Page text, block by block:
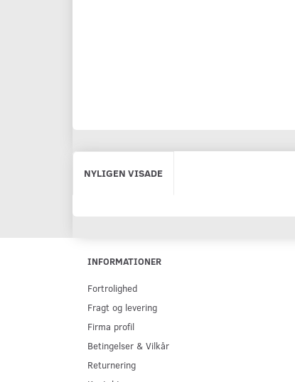
NYLIGEN VISADE
INFORMATIONER
Fortrolighed
Fragt og levering
Firma profil
Betingelser & Vilkår
Returnering